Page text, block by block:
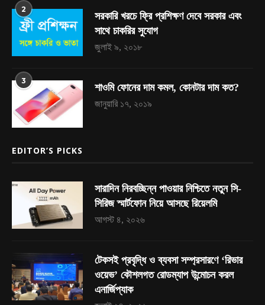
2
সরকারি খরচে ফ্রি প্রশিক্ষণ দেবে সরকার এবং
সাথে চাকরির সুযোগ
জুলাই ৯, ২০১৮
3
শাওমি ফোনের দাম কমল, কোনটার দাম কত?
জানুয়ারি ১৭, ২০১৯
EDITOR’S PICKS
সারাদিন নিরবচ্ছিন্ন পাওয়ার নিশ্চিতে নতুন সি-
সিরিজ স্মার্টফোন নিয়ে আসছে রিয়েলমি
আগস্ট ৪, ২০২৬
টেকসই প্রবৃদ্ধি ও ব্যবসা সম্প্রসারণে ‘রিভার
ওয়েভ’ কৌশলগত রোডম্যাপ উন্মোচন করল
এনার্জিপ্যাক